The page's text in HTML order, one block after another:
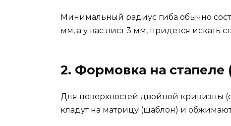
Минимальный радиус гиба обычно
мм, а у вас лист 3 мм, придется искать
2. Формовка на стапеле
Для поверхностей двойной кривизны
кладут на матрицу (шаблон) и